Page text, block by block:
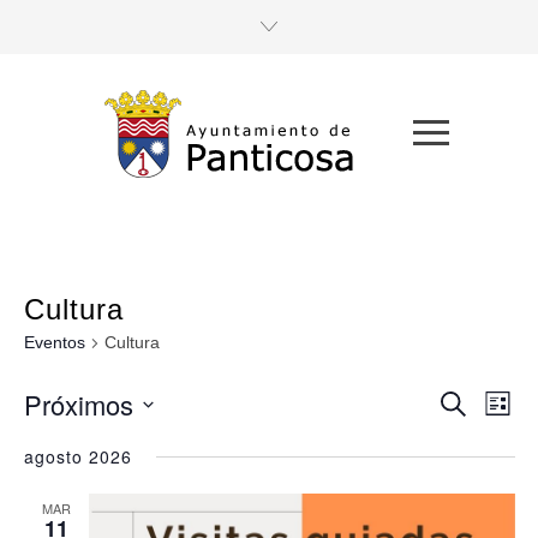
Cultura
Eventos Cultura
Buscar
de
Lista
Próximos
fecha.
agosto 2026
MAR
11